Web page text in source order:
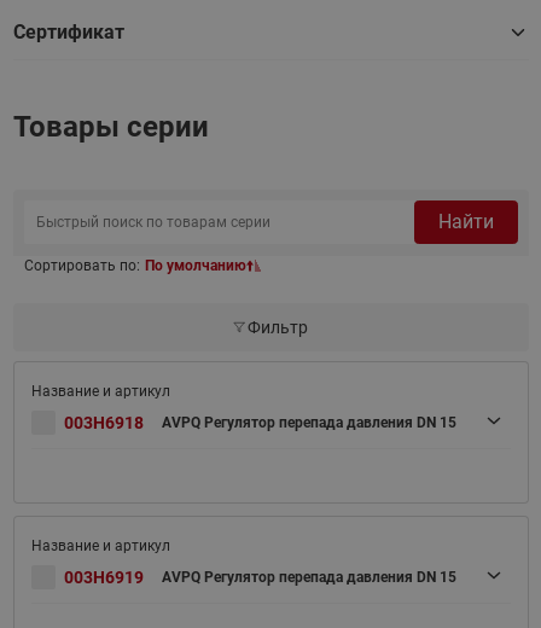
Сертификат
Товары серии
Найти
Сортировать по: По умолчанию
Фильтр
003H6918 AVPQ Регулятор перепада давления DN 15
003H6919 AVPQ Регулятор перепада давления DN 15